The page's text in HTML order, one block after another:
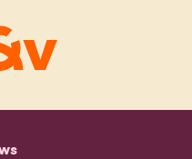
"wie is het? - wijkagent